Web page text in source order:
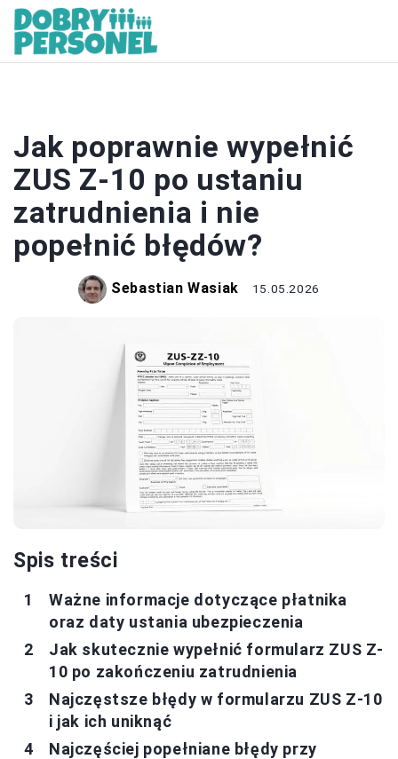
Jak poprawnie wypełnić
ZUS Z-10 po ustaniu
zatrudnienia i nie
popełnić błędów?
Sebastian Wasiak 15.05.2026
Spis treści
Ważne informacje dotyczące płatnika
oraz daty ustania ubezpieczenia
Jak skutecznie wypełnić formularz ZUS Z-
10 po zakończeniu zatrudnienia
Najczęstsze błędy w formularzu ZUS Z-10
i jak ich uniknąć
Najczęściej popełniane błędy przy